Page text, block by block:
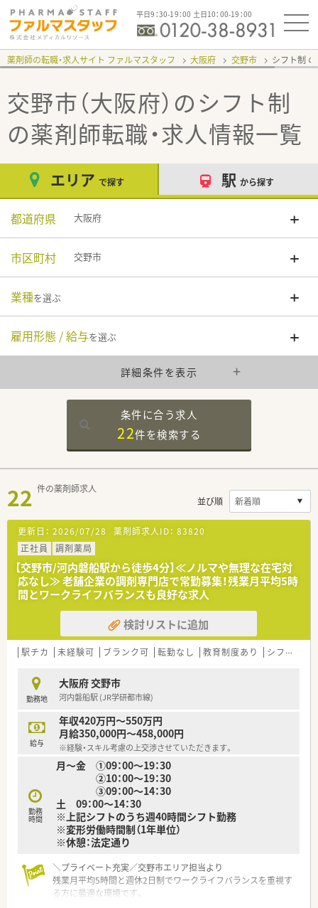
平日9：30-19：00 土日10：00-19：00
薬剤師の転職・求人サイト ファルマスタッフ 大阪府 交野市 シフト制
交野市（大阪府）のシフト制
の薬剤師転職・求人情報一覧
エリア で探す 駅 から探す
都道府県 大阪府
市区町村 交野市
業種を選ぶ
雇用形態 / 給与を選ぶ
詳細条件を表示
条件に合う求人
22件を検索する
22 件の薬剤師求人
並び順
更新日： 2026/07/28 薬剤師求人ID： 83820
正社員
調剤薬局
【交野市/河内磐船駅から徒歩4分】≪ノルマや無理な在宅対
応なし≫ 老舗企業の調剤専門店で常勤募集！残業月平均5時
間とワークライフバランスも良好な求人
検討リストに追加
駅チカ 未経験可 ブランク可 転勤なし 教育制度あり シフト制
勤務地
大阪府 交野市
河内磐船駅 (JR学研都市線)
給与
年収420万円～550万円
月給350,000円～458,000円
※経験・スキル考慮の上交渉させていただきます。
勤務
時間
月～金 ①09：00～19：30
②10：00～19：30
③09：00～14：30
土 09：00～14：30
※上記シフトのうち週40時間シフト勤務
※変形労働時間制（1年単位）
※休憩：法定通り
＼プライベート充実／交野市エリア担当より
残業月平均5時間と週休2日制でワークライフバランスを重視す
る方に最適な環境です。